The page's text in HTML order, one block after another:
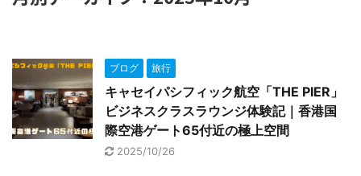
ブログ 旅行
キャセイパシフィック航空「THE PIER」
ビジネスクラスラウンジ体験記｜香港国
際空港ゲート65付近の極上空間
2025/10/26